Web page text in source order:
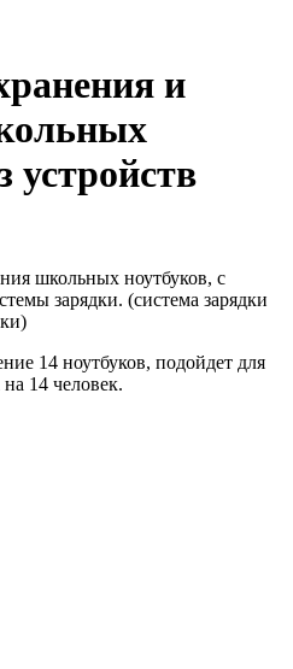
и
устройств
школьных ноутбуков, с
зарядки. (система зарядки
14 ноутбуков, подойдет для
14 человек.